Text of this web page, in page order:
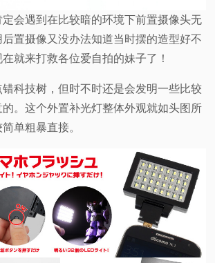
会遇到在比较暗的环境下前置摄像头无
置摄像又没办法知道当时摆的造型好不
就来打救各位爱自拍的妹子了！
错科技树，但时不时还是会发明一些比较
。这个外置补光灯整体外观就如头图所
单粗暴直接。